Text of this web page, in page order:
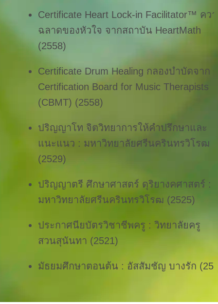
Certificate Heart Lock-in Facilitator™ คว
ฉลาดของหัวใจ จากสถาบัน HeartMath
(2558)
Certificate Drum Healing กลองบำบัดจาก
Certification Board for Music Therapists
(CBMT) (2558)
ปริญญาโท จิตวิทยาการให้คำปรึกษาและ
แนะแนว : มหาวิทยาลัยศรีนครินทรวิโรฒ
(2529)
ปริญญาตรี ศึกษาศาสตร์ ดุริยางคศาสตร์ :
มหาวิทยาลัยศรีนครินทรวิโรฒ (2525)
ประกาศนียบัตรวิชาชีพครู : วิทยาลัยครู
สวนสุนันทา (2521)
มัธยมศึกษาตอนต้น : อัสสัมชัญ บางรัก